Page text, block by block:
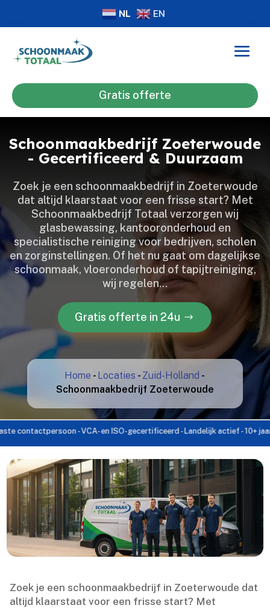
NL EN
Gratis offerte
Schoonmaakbedrijf Zoeterwoude
- Gecertificeerd & Duurzaam
Zoek je een schoonmaakbedrijf in Zoeterwoude
dat altijd klaarstaat voor een frisse start? Met
Schoonmaakbedrijf Totaal verzorgen wij
glasbewassing, kantooronderhoud en
specialistische reiniging voor bedrijven, scholen
en zorginstellingen.​ Of het nu gaat om dagelijkse
schoonmaak, vloeronderhoud of tapijtreiniging,
wij regelen…
Gratis offerte in 24u
Home - Locaties - Zuid-Holland -
Schoonmaakbedrijf Zoeterwoude
- VCA- en ISO-gecertificeerd - Landelijk actief - 10+ jaar
Zoek je een schoonmaakbedrijf in Zoeterwoude dat
altijd klaarstaat voor een frisse start? Met